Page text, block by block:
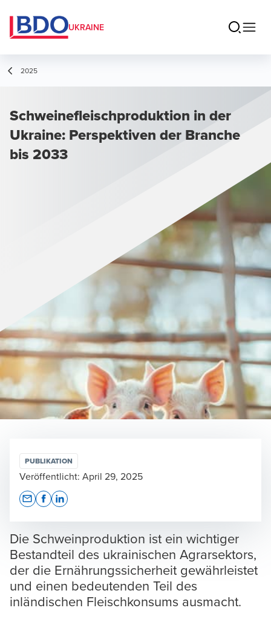
UKRAINE
2025
Schweinefleischproduktion in der
Ukraine: Perspektiven der Branche
bis 2033
Die Schweinproduktion ist ein wichtiger
Bestandteil des ukrainischen Agrarsektors,
der die Ernährungssicherheit gewährleistet
und einen bedeutenden Teil des
inländischen Fleischkonsums ausmacht.
PUBLIKATION
Veröffentlicht: April 29, 2025